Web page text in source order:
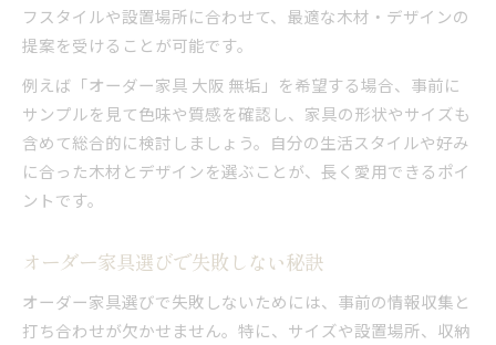
フスタイルや設置場所に合わせて、最適な木材・デザインの
提案を受けることが可能です。
例えば「オーダー家具 大阪 無垢」を希望する場合、事前に
サンプルを見て色味や質感を確認し、家具の形状やサイズも
含めて総合的に検討しましょう。自分の生活スタイルや好み
に合った木材とデザインを選ぶことが、長く愛用できるポイ
ントです。
オーダー家具選びで失敗しない秘訣
オーダー家具選びで失敗しないためには、事前の情報収集と
打ち合わせが欠かせません。特に、サイズや設置場所、収納